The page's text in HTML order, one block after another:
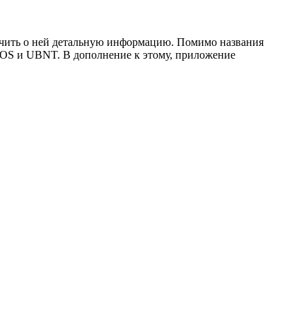
о ней детальную информацию. Помимо названия
и UBNT. В дополнение к этому, приложение